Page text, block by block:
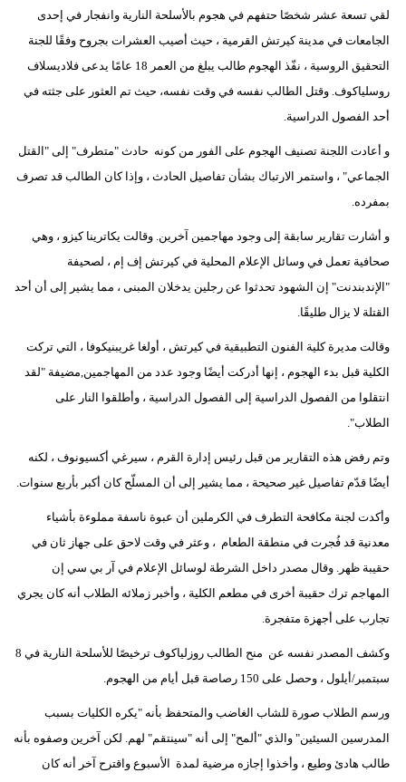
علوم
وتكنولوجيا
مدوَّنات
فيديو
لقي تسعة عشر شخصًا حتفهم في هجوم بالأسلحة النارية وانفجار في إحدى
الجامعات في مدينة كيرتش القرمية ، حيث أصيب العشرات بجروح وفقًا للجنة
التحقيق الروسية ، نفّذ الهجوم طالب يبلغ من العمر 18 عامًا يدعى فلاديسلاف
روسلياكوف. وقتل الطالب نفسه في وقت نفسه، حيث تم العثور على جثته في
أحد الفصول الدراسية.
و أعادت اللجنة تصنيف الهجوم على الفور من كونه حادث "متطرف" إلى "القتل
الجماعي" ، واستمر الارتباك بشأن تفاصيل الحادث ، وإذا كان الطالب قد تصرف
بمفرده.
و أشارت تقارير سابقة إلى وجود مهاجمين آخرين. وقالت يكاترينا كيزو ، وهي
صحافية تعمل في وسائل الإعلام المحلية في كيرتش إف إم ، لصحيفة
"الإندبندنت" إن الشهود تحدثوا عن رجلين يدخلان المبنى ، مما يشير إلى أن أحد
القتلة لا يزال طليقًا.
وقالت مديرة كلية الفنون التطبيقية في كيرتش ، أولغا غريبنيكوفا ، التي تركت
الكلية قبل بدء الهجوم ، إنها أدركت أيضًا وجود عدد من المهاجمين,مضيفة "لقد
انتقلوا من الفصول الدراسية إلى الفصول الدراسية ، وأطلقوا النار على
الطلاب".
وتم رفض هذه التقارير من قبل رئيس إدارة القرم ، سيرغي أكسيونوف ، لكنه
أيضًا قدّم تفاصيل غير صحيحة ، مما يشير إلى أن المسلّح كان أكبر بأربع سنوات.
وأكدت لجنة مكافحة التطرف في الكرملين أن عبوة ناسفة مملوءة بأشياء
معدنية قد فُجرت في منطقة الطعام ، وعثر في وقت لاحق على جهاز ثان في
حقيبة ظهر. وقال مصدر داخل الشرطة لوسائل الإعلام في آر بي سي إن
المهاجم ترك حقيبة أخرى في مطعم الكلية ، وأخبر زملائه الطلاب أنه كان يجري
تجارب على أجهزة متفجرة.
وكشف المصدر نفسه عن منح الطالب روزلياكوف ترخيصًا للأسلحة النارية في 8
سبتمبر/أيلول ، وحصل على 150 رصاصة قبل أيام من الهجوم.
ورسم الطلاب صورة للشاب الغاضب والمتحفظ بأنه "يكره الكليات بسبب
المدرسين السيئين" والذي "ألمح" إلى أنه "سينتقم" لهم. لكن آخرين وصفوه بأنه
طالب هادئ وطيع ، وأخذوا إجازه مرضية لمدة الأسبوع واقترح آخر أنه كان